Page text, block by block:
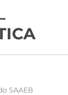
SAAEB